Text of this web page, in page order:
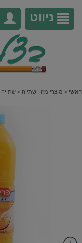
ניווט
ראשי > מוצרי מזון ושתייה > שתייה